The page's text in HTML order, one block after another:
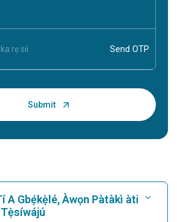
A Gbẹ́kẹ̀lé, Àwọn Pàtàkì àti